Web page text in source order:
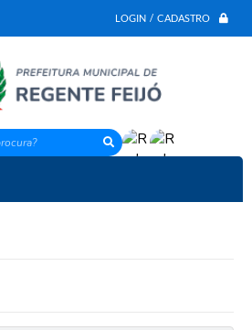
LOGIN / CADASTRO